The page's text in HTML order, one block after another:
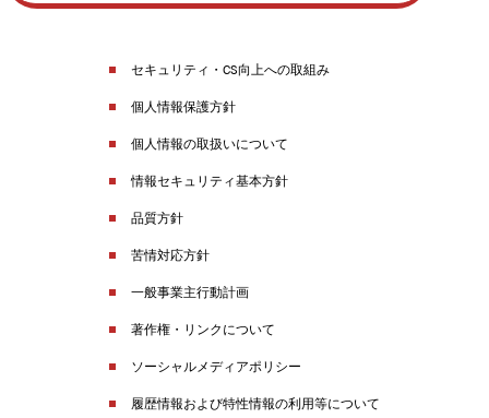
セキュリティ・CS向上への取組み
個人情報保護方針
個人情報の取扱いについて
情報セキュリティ基本方針
品質方針
苦情対応方針
一般事業主行動計画
著作権・リンクについて
ソーシャルメディアポリシー
履歴情報および特性情報の利用等について